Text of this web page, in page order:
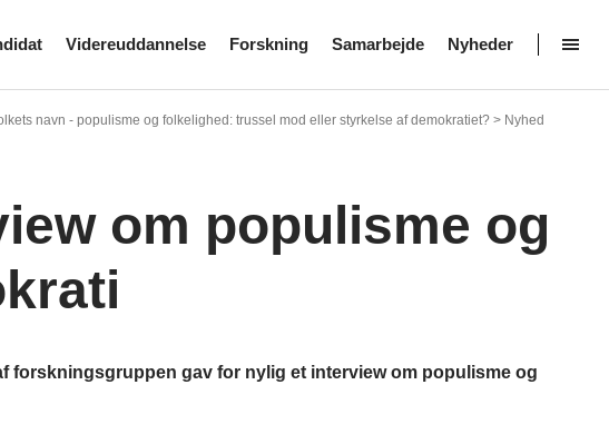
Videreuddannelse Forskning Samarbejde Nyheder
navn - populisme og folkelighed: trussel mod eller styrkelse af demokratiet? > Nyhed
om populisme og
forskningsgruppen gav for nylig et interview om populisme og